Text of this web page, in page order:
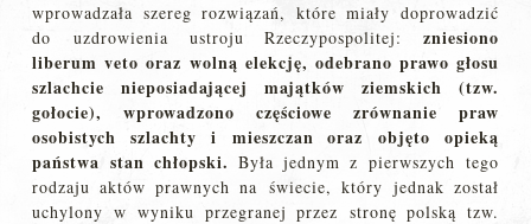
wprowadzała szereg rozwiązań, które miały doprowadzić
do uzdrowienia ustroju Rzeczypospolitej: zniesiono
liberum veto oraz wolną elekcję, odebrano prawo głosu
szlachcie nieposiadającej majątków ziemskich (tzw.
gołocie), wprowadzono częściowe zrównanie praw
osobistych szlachty i mieszczan oraz objęto opieką
państwa stan chłopski. Była jednym z pierwszych tego
rodzaju aktów prawnych na świecie, który jednak został
uchylony w wyniku przegranej przez stronę polską tzw.